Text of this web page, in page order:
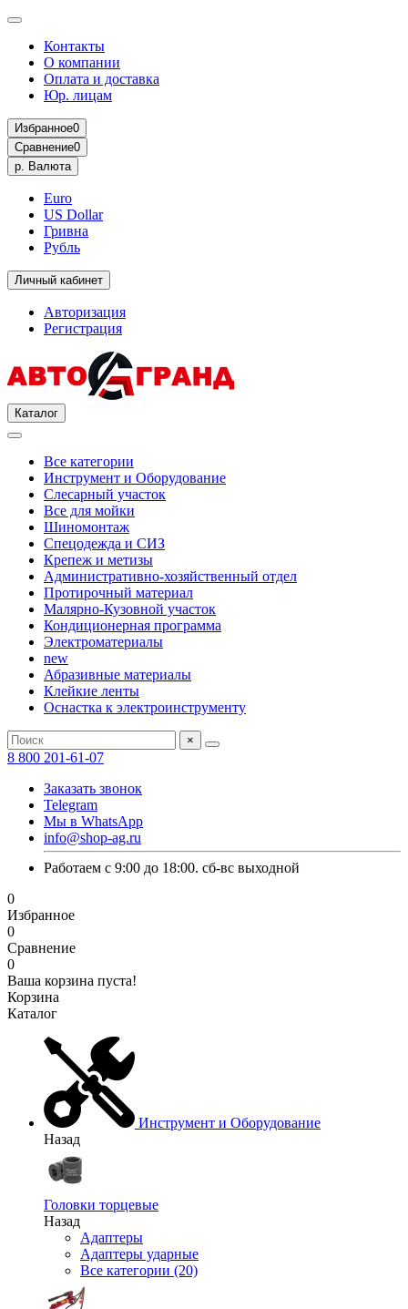
Контакты
О компании
Оплата и доставка
Юр. лицам
Избранное0
Сравнение0
р. Валюта
Euro
US Dollar
Гривна
Рубль
Личный кабинет
Авторизация
Регистрация
Каталог
Все категории
Инструмент и Оборудование
Слесарный участок
Все для мойки
Шиномонтаж
Спецодежда и СИЗ
Крепеж и метизы
Административно-хозяйственный отдел
Протирочный материал
Малярно-Кузовной участок
Кондиционерная программа
Электроматериалы
new
Абразивные материалы
Клейкие ленты
Оснастка к электроинструменту
×
8 800 201-61-07
Заказать звонок
Telegram
Мы в WhatsApp
info@shop-ag.ru
Работаем с 9:00 до 18:00. сб-вс выходной
0
Избранное
0
Сравнение
0
Ваша корзина пуста!
Корзина
Каталог
Инструмент и Оборудование
Назад
Головки торцевые
Назад
Адаптеры
Адаптеры ударные
Все категории (20)